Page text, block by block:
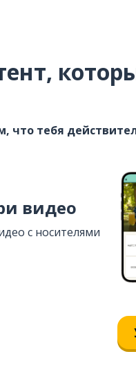
что тебя
видео
с носителями